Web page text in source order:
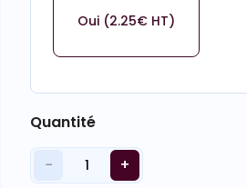
Oui (2.25€ HT)
Quantité
− 1 +